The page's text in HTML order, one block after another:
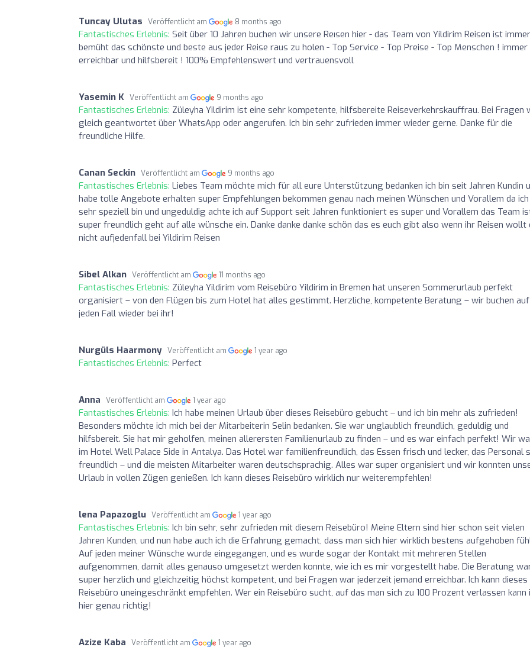
Tuncay Ulutas Veröffentlicht am 8 months ago
Fantastisches Erlebnis: Seit über 10 Jahren buchen wir unsere Reısen hier - das Team von Yildirim Reisen ist immer
bemüht das schönste und beste aus jeder Reise raus zu holen - Top Service - Top Preise - Top Menschen ! immer
erreichbar und hilfsbereit ! 100% Empfehlenswert und vertrauensvoll
Yasemin K Veröffentlicht am 9 months ago
Fantastisches Erlebnis: Züleyha Yildirim ist eine sehr kompetente, hilfsbereite Reiseverkehrskauffrau. Bei Fragen
gleich geantwortet über WhatsApp oder angerufen. Ich bin sehr zufrieden immer wieder gerne. Danke für die
freundliche Hilfe.
Canan Seckin Veröffentlicht am 9 months ago
Fantastisches Erlebnis: Liebes Team möchte mich für all eure Unterstützung bedanken ich bin seit Jahren Kundin
habe tolle Angebote erhalten super Empfehlungen bekommen genau nach meinen Wünschen und Vorallem da ich
sehr speziell bin und ungeduldig achte ich auf Support seit Jahren funktioniert es super und Vorallem das Team
super freundlich geht auf alle wünsche ein. Danke danke danke schön das es euch gibt also wenn ihr Reisen wollt
nicht aufjedenfall bei Yildirim Reisen
Sibel Alkan Veröffentlicht am 11 months ago
Fantastisches Erlebnis: Züleyha Yildirim vom Reisebüro Yildirim in Bremen hat unseren Sommerurlaub perfekt
organisiert – von den Flügen bis zum Hotel hat alles gestimmt. Herzliche, kompetente Beratung – wir buchen auf
jeden Fall wieder bei ihr!
Nurgüls Haarmony Veröffentlicht am 1 year ago
Fantastisches Erlebnis: Perfect
Anna Veröffentlicht am 1 year ago
Fantastisches Erlebnis: Ich habe meinen Urlaub über dieses Reisebüro gebucht – und ich bin mehr als zufrieden!
Besonders möchte ich mich bei der Mitarbeiterin Selin bedanken. Sie war unglaublich freundlich, geduldig und
hilfsbereit. Sie hat mir geholfen, meinen allerersten Familienurlaub zu finden – und es war einfach perfekt! Wir
im Hotel Well Palace Side in Antalya. Das Hotel war familienfreundlich, das Essen frisch und lecker, das Personal
freundlich – und die meisten Mitarbeiter waren deutschsprachig. Alles war super organisiert und wir konnten
Urlaub in vollen Zügen genießen. Ich kann dieses Reisebüro wirklich nur weiterempfehlen!
lena Papazoglu Veröffentlicht am 1 year ago
Fantastisches Erlebnis: Ich bin sehr, sehr zufrieden mit diesem Reisebüro! Meine Eltern sind hier schon seit vielen
Jahren Kunden, und nun habe auch ich die Erfahrung gemacht, dass man sich hier wirklich bestens aufgehoben
Auf jeden meiner Wünsche wurde eingegangen, und es wurde sogar der Kontakt mit mehreren Stellen
aufgenommen, damit alles genauso umgesetzt werden konnte, wie ich es mir vorgestellt habe. Die Beratung
super herzlich und gleichzeitig höchst kompetent, und bei Fragen war jederzeit jemand erreichbar. Ich kann dieses
Reisebüro uneingeschränkt empfehlen. Wer ein Reisebüro sucht, auf das man sich zu 100 Prozent verlassen kann
hier genau richtig!
Azize Kaba Veröffentlicht am 1 year ago